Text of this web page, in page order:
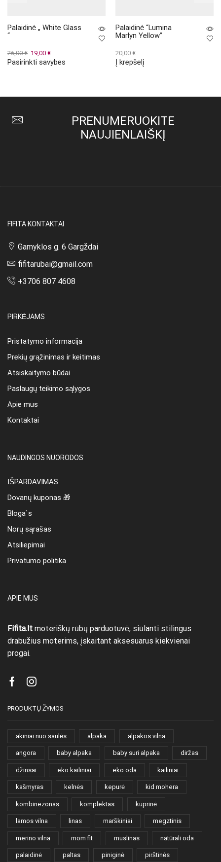
Palaidinė „ White Glass
“
26,00€ Original
price
19,00 €Current
price
Pasirinkti savybes
options
Palaidinė “Lumina
Marlyn Yellow”
20,00 €
Į krepšelį
PRENUMERUOKITE
NAUJIENLAIŠKĮ
FIFITA KONTAKTAI
Gamyklos g. 6 Gargždai
fifitarubai@gmail.com
+3706 807 4608
PIRKĖJAMS
Pristatymo informacija
Prekių grąžinimas ir keitimas
Atsiskaitymo būdai
Paslaugų teikimo sąlygos
Apie mus
Kontaktai
NAUDINGOS NUORODOS
IŠPARDAVIMAS
Dovanų kuponas 🎁
Bloga`s
Norų sąrašas
Atsiliepimai
Privatumo politika
APIE MUS
Fifita.lt moteriškų rūbų parduotuvė, siūlanti stilingus
drabužius moterims, įskaitant aksesuarus kiekvienai
progai.
FacebookInstagram
PRODUKTŲ ŽYMOS
akiniai nuo saulės alpaka alpakos vilna
angora baby alpaka baby suri alpaka diržas
džinsai eko kailiniai eko oda kailiniai
kašmyras kelnės kepurė kid mohera
kombinezonas komplektas kuprinė
lamos vilna linas marškiniai megztinis
merino vilna mom fit muslinas natūrali oda
palaidinė paltas piniginė pirštinės